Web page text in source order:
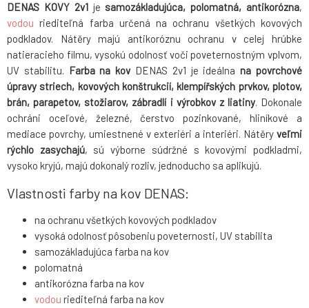
DENAS KOVY 2v1je samozákladujúca, polomatná, antikorózna,
vodou riediteľná farba určená na ochranu všetkých kovových
podkladov. Nátěry majú antikoróznu ochranu v celej hrúbke
natieracieho filmu, vysokú odolnosť voči poveternostným vplvom,
UV stabilitu. Farba na kovDENAS 2v1 je ideálnana povrchové
úpravy striech, kovových konštrukcií, klempířských prvkov, plotov,
brán, parapetov, stožiarov, zábradlí i výrobkov z liatiny. Dokonale
ochráni oceľové, železné, čerstvo pozinkované, hliníkové a
mediace povrchy, umiestnené v exteriéri a interiéri. Nátěry veľmi
rýchlo zasychajú, sú výborne súdržné s kovovými podkladmi,
vysoko kryjú, majú dokonalý rozliv, jednoducho sa aplikujú.
Vlastnosti farby na kov DENAS:
na ochranu všetkých kovových podkladov
vysoká odolnosť pôsobeniu poveternosti, UV stabilita
samozákladujúca farba na kov
polomatná
antikorózna farba na kov
vodou riediteľná farba na kov